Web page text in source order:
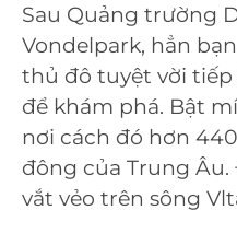
Sau Quảng trường
Vondelpark, hẳn
thủ đô tuyệt vời tiếp
để khám phá. Bật
nơi cách đó hơn
đông của Trung
vắt vẻo trên sông